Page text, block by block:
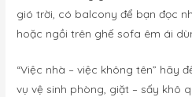
gió trời, có balcony để bạn đọc
hoặc ngồi trên ghế sofa êm ái
“Việc nhà – việc không tên” hãy
vụ vệ sinh phòng, giặt – sấy khô